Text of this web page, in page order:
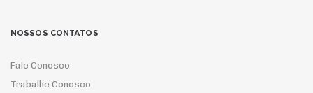
NOSSOS CONTATOS
Fale Conosco
Trabalhe Conosco